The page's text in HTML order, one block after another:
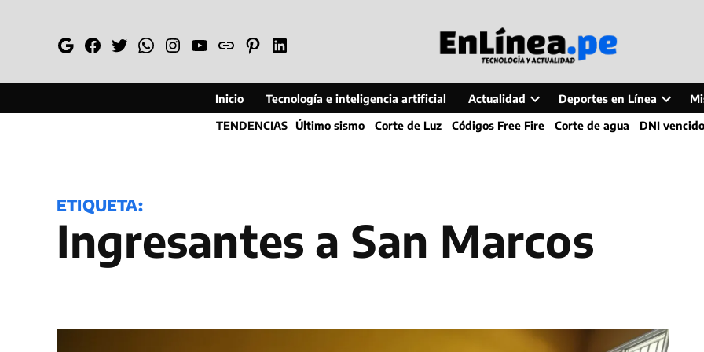
GoogleFacebook
TwitterWhatsapp
Instagram
YouTube
WebPinterestLinkedin
Inicio Tecnología e inteligencia artificial Actualidad
Open
dropdown
Deportes en Línea
Open
dropdown
TENDENCIAS Último sismo Corte de Luz Códigos Free Fire Corte de agua DNI vencido
ETIQUETA:
Ingresantes a San Marcos